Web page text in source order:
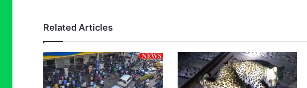
Related Articles